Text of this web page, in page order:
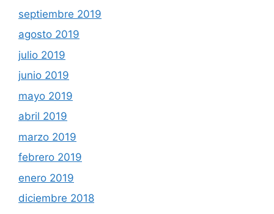
septiembre 2019
agosto 2019
julio 2019
junio 2019
mayo 2019
abril 2019
marzo 2019
febrero 2019
enero 2019
diciembre 2018